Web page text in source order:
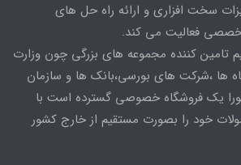
سخت افزاری و ارائه راه حل های
فعالیت می کند.
تامین کننده مجموعه های بزرگی چون وزارت
ها ،شرکت های بورسی،بانک ها و سازمان
یک فروشگاه خصوصی گسترده است با
خود را بصورت مستقیم از خارج کشور